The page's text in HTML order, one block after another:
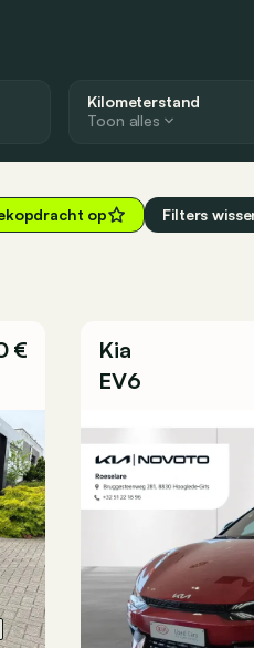
Kilometerstand
Toon alles
op Filters
€
Kia
EV6